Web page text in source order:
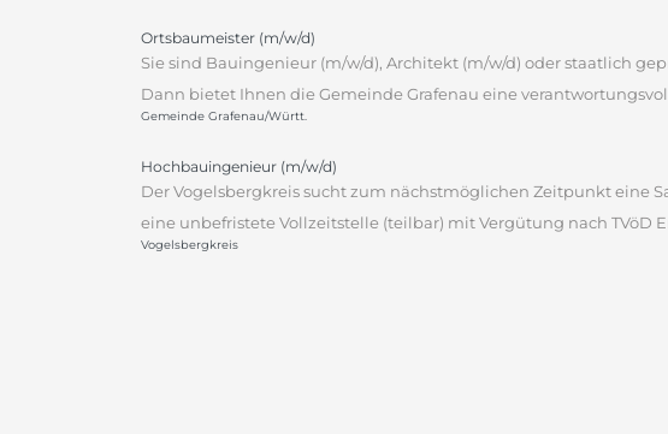
Ortsbaumeister (m/w/d)
Sie sind Bauingenieur (m/w/d), Architekt (m/w/d) oder staatlich
Dann bietet Ihnen die Gemeinde Grafenau eine
Gemeinde Grafenau/Württ.
Hochbauingenieur (m/w/d)
Der Vogelsbergkreis sucht zum nächstmöglichen Zeitpunkt eine
eine unbefristete Vollzeitstelle (teilbar) mit Vergütung nach TVöD
Vogelsbergkreis